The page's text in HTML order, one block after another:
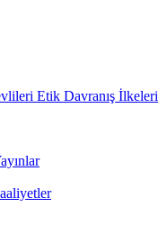
Etik Davranış İlkeleri